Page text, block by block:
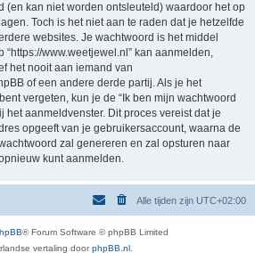
(en kan niet worden ontsleuteld) waardoor het op
Toch is het niet aan te raden dat je hetzelfde
websites. Je wachtwoord is het middel
www.weetjewel.nl” kan aanmelden,
het nooit aan iemand van
of een andere derde partij. Als je het
vergeten, kun je de “Ik ben mijn wachtwoord
het aanmeldvenster. Dit proces vereist dat je
opgeeft van je gebruikersaccount, waarna de
zal genereren en zal opsturen naar
kunt aanmelden.
Alle tijden zijn UTC+02:00
® Forum Software © phpBB Limited
vertaling doorphpBB.nl